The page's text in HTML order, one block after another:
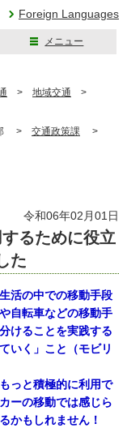
Foreign Languages
メニュー
> 地域交通 >
> 交通政策課 >
令和06年02月01日
るために役立
た
活の中での移動手段
自転車などの移動手
けることを実践する
いく」こと（モビリ
っと積極的に利用で
ーの移動では感じら
かもしれません！